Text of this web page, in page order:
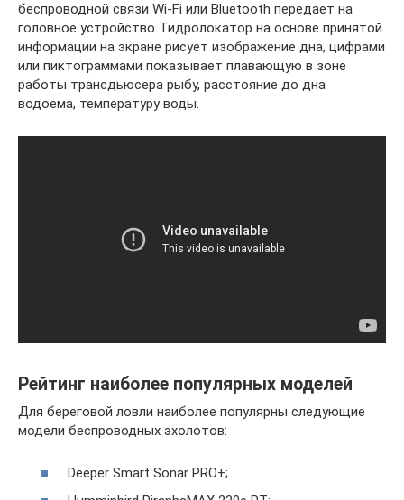
беспроводной связи Wi-Fi или Bluetooth передает на
головное устройство. Гидролокатор на основе принятой
информации на экране рисует изображение дна, цифрами
или пиктограммами показывает плавающую в зоне
работы трансдьюсера рыбу, расстояние до дна
водоема, температуру воды.
Рейтинг наиболее популярных моделей
Для береговой ловли наиболее популярны следующие
модели беспроводных эхолотов:
Deeper Smart Sonar PRO+;